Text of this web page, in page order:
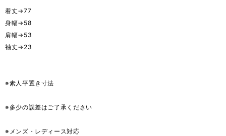
着丈→77
身幅→58
肩幅→53
袖丈→23
※素人平置き寸法
※多少の誤差はご了承ください
※メンズ・レディース対応